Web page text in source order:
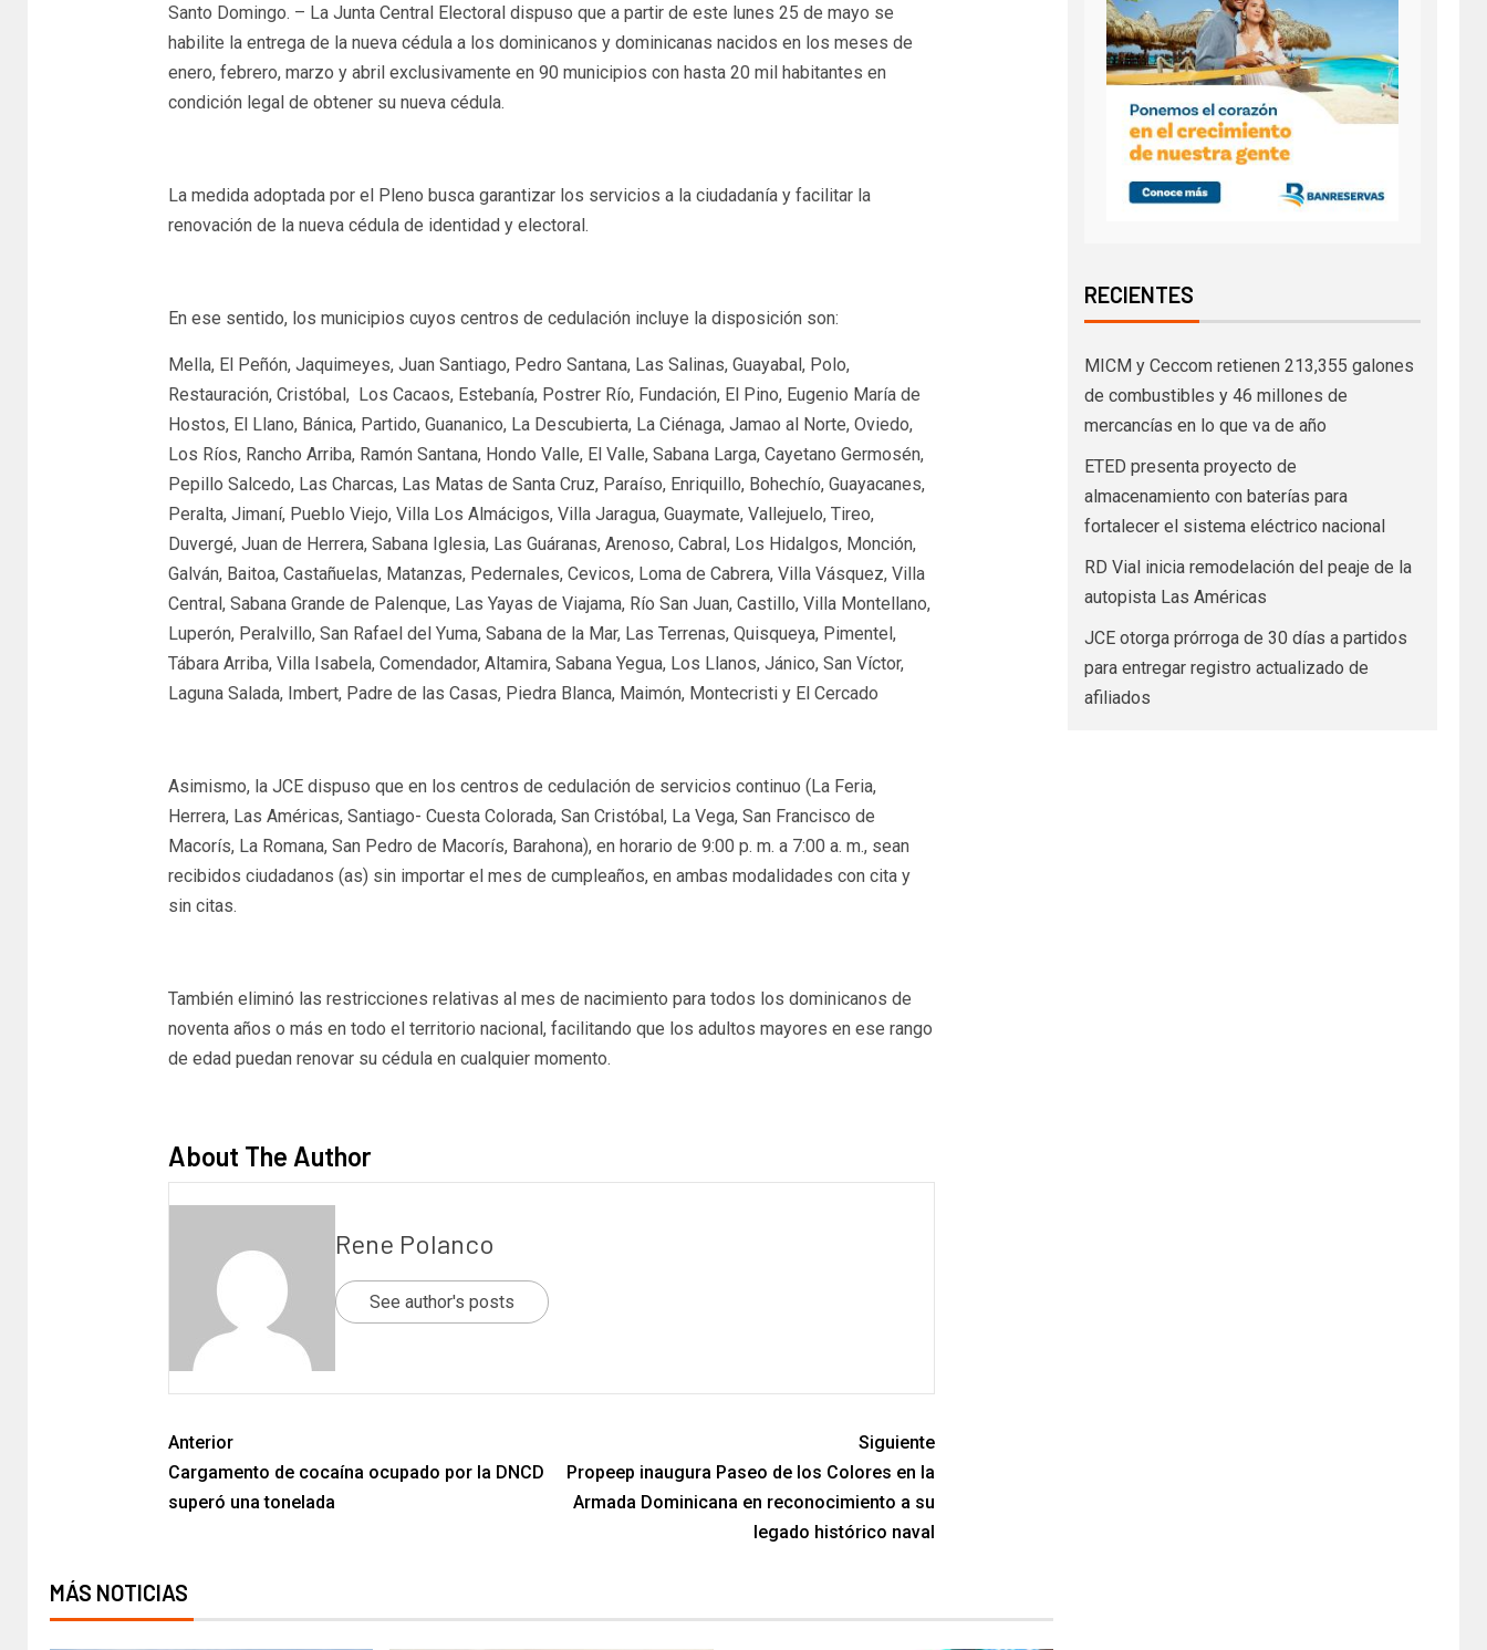
Santo Domingo. – La Junta Central Electoral dispuso que a partir de este lunes 25 de mayo se
habilite la entrega de la nueva cédula a los dominicanos y dominicanas nacidos en los meses de
enero, febrero, marzo y abril exclusivamente en 90 municipios con hasta 20 mil habitantes en
condición legal de obtener su nueva cédula.
La medida adoptada por el Pleno busca garantizar los servicios a la ciudadanía y facilitar la
renovación de la nueva cédula de identidad y electoral.
En ese sentido, los municipios cuyos centros de cedulación incluye la disposición son:
Mella, El Peñón, Jaquimeyes, Juan Santiago, Pedro Santana, Las Salinas, Guayabal, Polo,
Restauración, Cristóbal, Los Cacaos, Estebanía, Postrer Río, Fundación, El Pino, Eugenio María de
Hostos, El Llano, Bánica, Partido, Guananico, La Descubierta, La Ciénaga, Jamao al Norte, Oviedo,
Los Ríos, Rancho Arriba, Ramón Santana, Hondo Valle, El Valle, Sabana Larga, Cayetano Germosén,
Pepillo Salcedo, Las Charcas, Las Matas de Santa Cruz, Paraíso, Enriquillo, Bohechío, Guayacanes,
Peralta, Jimaní, Pueblo Viejo, Villa Los Almácigos, Villa Jaragua, Guaymate, Vallejuelo, Tireo,
Duvergé, Juan de Herrera, Sabana Iglesia, Las Guáranas, Arenoso, Cabral, Los Hidalgos, Monción,
Galván, Baitoa, Castañuelas, Matanzas, Pedernales, Cevicos, Loma de Cabrera, Villa Vásquez, Villa
Central, Sabana Grande de Palenque, Las Yayas de Viajama, Río San Juan, Castillo, Villa Montellano,
Luperón, Peralvillo, San Rafael del Yuma, Sabana de la Mar, Las Terrenas, Quisqueya, Pimentel,
Tábara Arriba, Villa Isabela, Comendador, Altamira, Sabana Yegua, Los Llanos, Jánico, San Víctor,
Laguna Salada, Imbert, Padre de las Casas, Piedra Blanca, Maimón, Montecristi y El Cercado
Asimismo, la JCE dispuso que en los centros de cedulación de servicios continuo (La Feria,
Herrera, Las Américas, Santiago- Cuesta Colorada, San Cristóbal, La Vega, San Francisco de
Macorís, La Romana, San Pedro de Macorís, Barahona), en horario de 9:00 p. m. a 7:00 a. m., sean
recibidos ciudadanos (as) sin importar el mes de cumpleaños, en ambas modalidades con cita y
sin citas.
También eliminó las restricciones relativas al mes de nacimiento para todos los dominicanos de
noventa años o más en todo el territorio nacional, facilitando que los adultos mayores en ese rango
de edad puedan renovar su cédula en cualquier momento.
About The Author
Rene Polanco
See author's posts
Anterior
Cargamento de cocaína ocupado por la DNCD
superó una tonelada
Siguiente
Propeep inaugura Paseo de los Colores en la
Armada Dominicana en reconocimiento a su
legado histórico naval
MÁS NOTICIAS
RECIENTES
MICM y Ceccom retienen 213,355 galones
de combustibles y 46 millones de
mercancías en lo que va de año
ETED presenta proyecto de
almacenamiento con baterías para
fortalecer el sistema eléctrico nacional
RD Vial inicia remodelación del peaje de la
autopista Las Américas
JCE otorga prórroga de 30 días a partidos
para entregar registro actualizado de
afiliados